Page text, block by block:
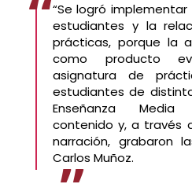
“Se logró
estudiantes y la
prácticas, porque la
como producto
asignatura de
estudiantes de
Enseñanza
contenido y, a través
narración, grabaron
Carlos Muñoz.